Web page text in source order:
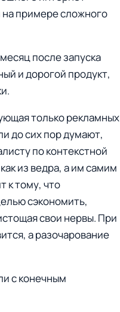
на примере сложного
после запуска
и дорогой продукт,
только рекламных
до сих пор думают,
по контекстной
из ведра, а им самим
к тому, что
сэкономить,
свои нервы. При
а разочарование
с конечным